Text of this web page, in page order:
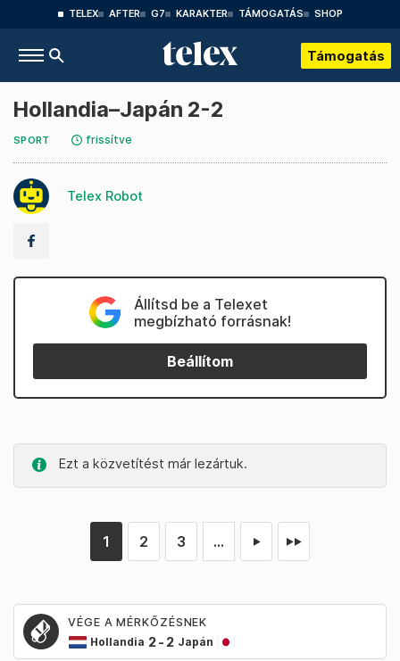
TELEX AFTER G7 KARAKTER TÁMOGATÁS SHOP
Támogatás
Hollandia–Japán 2-2
SPORT frissítve
Telex Robot
Állítsd be a Telexet
megbízható forrásnak!
Beállítom
Ezt a közvetítést már lezártuk.
1 2 3 ... ► ►►
VÉGE A MÉRKŐZÉSNEK
Hollandia 2- 2 Japán